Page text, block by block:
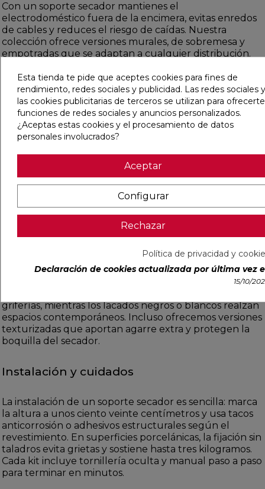
Con un soporte secador mantienes el
electrodoméstico fuera de la encimera, evitas enredos
de cables y reduces el riesgo de caídas. Nuestra
colección ofrece versiones murales, de sobremesa y
empotradas que se adaptan a cualquier distribución.
pieza integra diseño y practicidad en un único gesto.
Opciones para cada necesidad
Los soportes de pared liberan la superficie del lavabo y
sobremesa se colocan junto al espejo sin obras,
mientras las variantes de cajón se ocultan cuando no se
usan. Además, algunos modelos giran 360° para facilitar
el peinado desde cualquier ángulo.
Materiales y diseños resistentes
Fabricados en acero inoxidable, aluminio anodizado o
polímeros técnicos resistentes al calor, nuestros
soportes soportan altas temperaturas sin deformarse.
griferías, mientras los lacados negros o blancos realzan
espacios contemporáneos. Incluso ofrecemos versiones
texturizadas que aportan agarre extra y protegen la
boquilla del secador.
Instalación y cuidados
La instalación de un soporte secador es sencilla: marca
la altura a unos ciento veinte centímetros y usa tacos
anticorrosión o adhesivos estructurales según el
revestimiento. En superficies porcelánicas, la fijación sin
taladros evita grietas y sostiene hasta tres kilogramos.
Cada kit incluye tornillería oculta y manual paso a paso
para terminar en minutos.
Esta tienda te pide que aceptes cookies para fines de
rendimiento, redes sociales y publicidad. Las redes sociales y
las cookies publicitarias de terceros se utilizan para ofrecerte
funciones de redes sociales y anuncios personalizados.
¿Aceptas estas cookies y el procesamiento de datos
personales involucrados?
Aceptar
Configurar
Rechazar
Política de privacidad y
Declaración de cookies actualizada por última vez
15/10/